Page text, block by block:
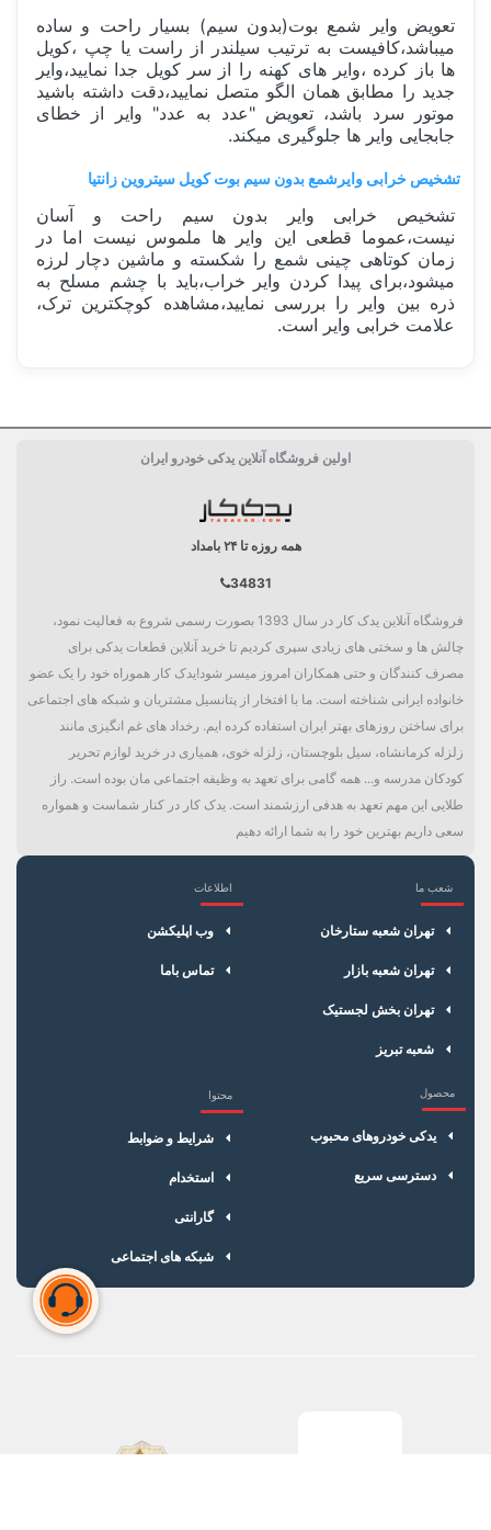
تعویض وایر شمع بوت(بدون سیم) بسیار راحت و ساده
میباشد،کافیست به ترتیب سیلندر از راست یا چپ ،کویل
ها باز کرده ،وایر های کهنه را از سر کویل جدا نمایید،وایر
جدید را مطابق همان الگو متصل نمایید،دقت داشته باشید
موتور سرد باشد، تعویض "عدد به عدد" وایر از خطای
جابجایی وایر ها جلوگیری میکند.
تشخیص خرابی وایرشمع بدون سیم بوت کویل سیتروین زانتیا
تشخیص خرابی وایر بدون سیم راحت و آسان
نیست،عموما قطعی این وایر ها ملموس نیست اما در
زمان کوتاهی چینی شمع را شکسته و ماشین دچار لرزه
میشود،برای پیدا کردن وایر خراب،باید با چشم مسلح به
ذره بین وایر را بررسی نمایید،مشاهده کوچکترین ترک،
علامت خرابی وایر است.
جنس الکترود مرکزی 0
0
0
دسته بندی 0
اولین فروشگاه آنلاین یدکی خودرو ایران
همه روزه تا ۲۴ بامداد
34831
فروشگاه آنلاین یدک کار در سال 1393 بصورت رسمی شروع به فعالیت نمود،
چالش ها و سختی های زیادی سپری کردیم تا خرید آنلاین قطعات یدکی برای
مصرف کنندگان و حتی همکاران امروز میسر شود!یدک کار هموراه خود را یک عضو
خانواده ایرانی شناخته است. ما با افتخار از پتانسیل مشتریان و شبکه های اجتماعی
برای ساختن روزهای بهتر ایران استفاده کرده ایم. رخداد های غم انگیزی مانند
زلزله کرمانشاه، سیل بلوچستان، زلزله خوی، همیاری در خرید لوازم تحریر
کودکان مدرسه و... همه گامی برای تعهد به وظیفه اجتماعی مان بوده است. راز
طلایی این مهم تعهد به هدفی ارزشمند است. یدک کار در کنار شماست و همواره
سعی داریم بهترین خود را به شما ارائه دهیم
شعب ما
تهران شعبه ستارخان
تهران شعبه بازار
تهران بخش لجستیک
شعبه تبریز
اطلاعات
وب اپلیکشن
تماس باما
محصول
یدکی خودروهای محبوب
دسترسی سریع
محتوا
شرایط و ضوابط
استخدام
گارانتی
شبکه های اجتماعی
×